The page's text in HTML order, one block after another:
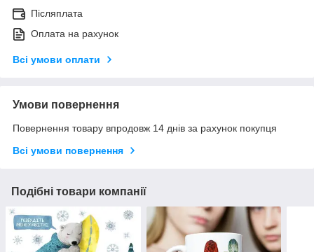
Післяплата
Оплата на рахунок
Всі умови оплати
Умови повернення
Повернення товару впродовж 14 днів за рахунок покупця
Всі умови повернення
Подібні товари компанії